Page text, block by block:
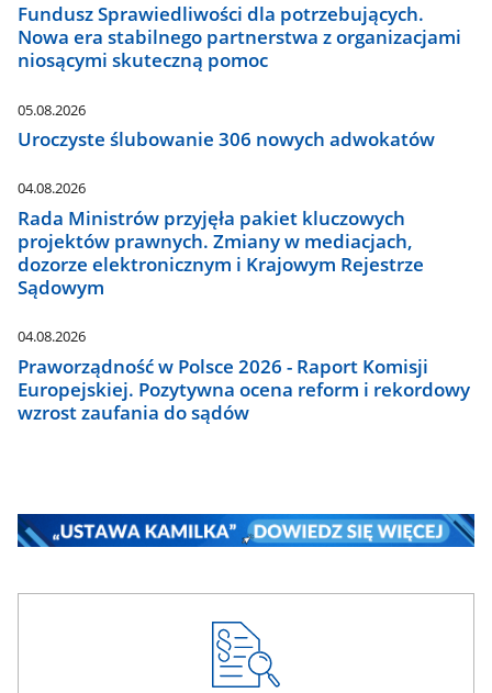
Fundusz Sprawiedliwości dla potrzebujących.
Nowa era stabilnego partnerstwa z organizacjami
niosącymi skuteczną pomoc
05.08.2026
Uroczyste ślubowanie 306 nowych adwokatów
04.08.2026
Rada Ministrów przyjęła pakiet kluczowych
projektów prawnych. Zmiany w mediacjach,
dozorze elektronicznym i Krajowym Rejestrze
Sądowym
04.08.2026
Praworządność w Polsce 2026 - Raport Komisji
Europejskiej. Pozytywna ocena reform i rekordowy
wzrost zaufania do sądów